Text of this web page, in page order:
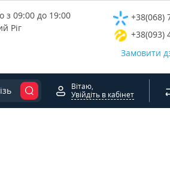
з 09:00 до 19:00
Ріг
+38(068)
+38(093)
Замовити
Вітаю,
Увійдіть в кабінет